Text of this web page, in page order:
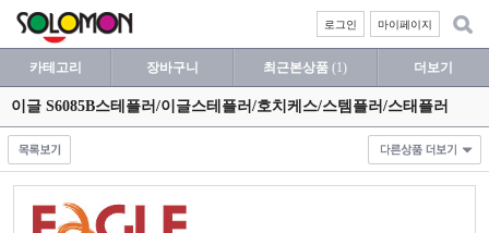
마이페이지
로그인
카테고리 장바구니 최근본상품 (1) 더보기
이글 S6085B스테플러/이글스테플러/호치케스/스템플러/스태플러